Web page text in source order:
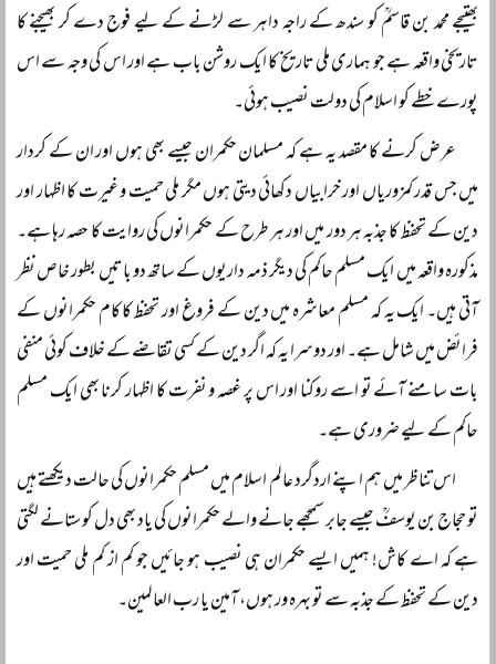
بھتیجے محمد بن قاسمؒ کو سندھ کے راجہ داہر سے لڑنے کے لیے فوج دے کر بھیجنے کا
تاریخی واقعہ ہے جو ہماری ملی تاریخ کا ایک روشن باب ہے اور اس کی وجہ سے اس
پورے خطے کو اسلام کی دولت نصیب ہوئی۔
عرض کرنے کا مقصد یہ ہے کہ مسلمان حکمران جیسے بھی ہوں اور ان کے کردار
میں جس قدر کمزوریاں اور خرابیاں دکھائی دیتی ہوں مگر ملی حمیت و غیرت کا اظہار اور
دین کے تحفظ کا جذبہ ہر دور میں اور ہر طرح کے حکمرانوں کی روایت کا حصہ رہا ہے۔
مذکورہ واقعہ میں ایک مسلم حاکم کی دیگر ذمہ داریوں کے ساتھ دو باتیں بطور خاص نظر
آتی ہیں۔ ایک یہ کہ مسلم معاشرہ میں دین کے فروغ اور تحفظ کا کام حکمرانوں کے
فرائض میں شامل ہے۔ اور دوسرا یہ کہ اگر دین کے کسی تقاضے کے خلاف کوئی منفی
بات سامنے آئے تو اسے روکنا اور اس پر غصہ و نفرت کا اظہار کرنا بھی ایک مسلم
حاکم کے لیے ضروری ہے۔
اس تناظر میں ہم اپنے اردگرد عالم اسلام میں مسلم حکمرانوں کی حالت دیکھتے ہیں
تو حجاج بن یوسفؒ جیسے جابر سمجھے جانے والے حکمرانوں کی یاد بھی دل کو ستانے لگتی
ہے کہ اے کاش! ہمیں ایسے حکمران ہی نصیب ہو جائیں جو کم از کم ملی حمیت اور
دین کے تحفظ کے جذبہ سے تو بہرہ ور ہوں، آمین یا رب العالمین۔